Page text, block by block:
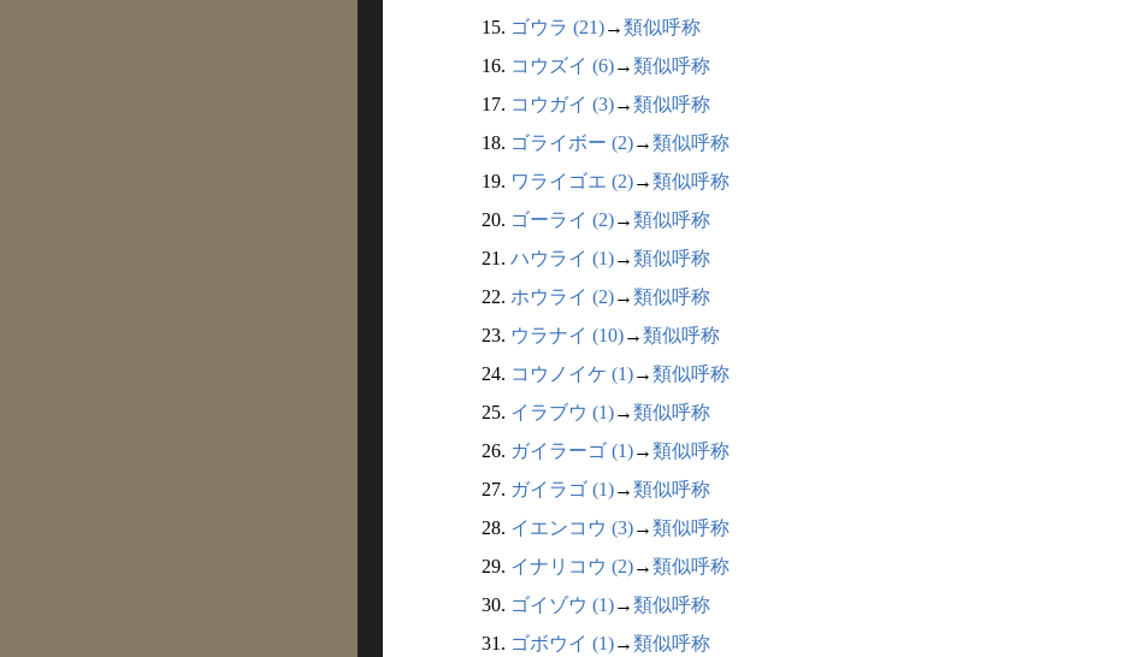
15. ゴウラ (21)→類似呼称
16. コウズイ (6)→類似呼称
17. コウガイ (3)→類似呼称
18. ゴライボー (2)→類似呼称
19. ワライゴエ (2)→類似呼称
20. ゴーライ (2)→類似呼称
21. ハウライ (1)→類似呼称
22. ホウライ (2)→類似呼称
23. ウラナイ (10)→類似呼称
24. コウノイケ (1)→類似呼称
25. イラブウ (1)→類似呼称
26. ガイラーゴ (1)→類似呼称
27. ガイラゴ (1)→類似呼称
28. イエンコウ (3)→類似呼称
29. イナリコウ (2)→類似呼称
30. ゴイゾウ (1)→類似呼称
31. ゴボウイ (1)→類似呼称